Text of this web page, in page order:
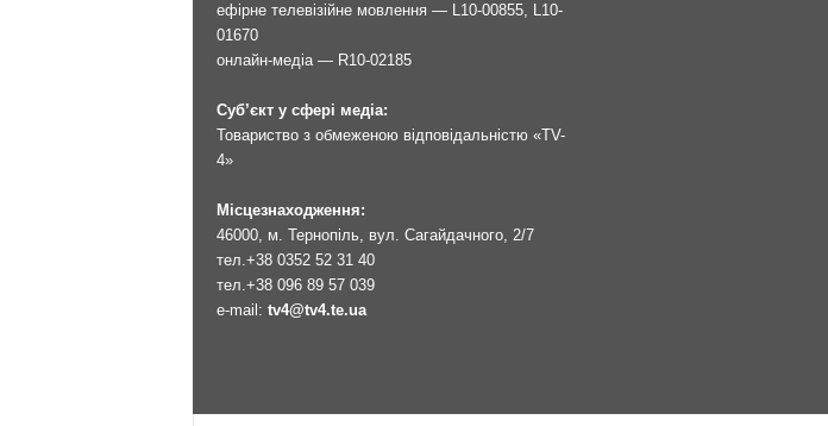
ефірне телевізійне мовлення — L10-00855, L10-
01670
онлайн-медіа — R10-02185
Суб’єкт у сфері медіа:
Товариство з обмеженою відповідальністю «TV-
4»
Місцезнаходження:
46000, м. Тернопіль, вул. Сагайдачного, 2/7
тел.+38 0352 52 31 40
тел.+38 096 89 57 039
e-mail: tv4@tv4.te.ua